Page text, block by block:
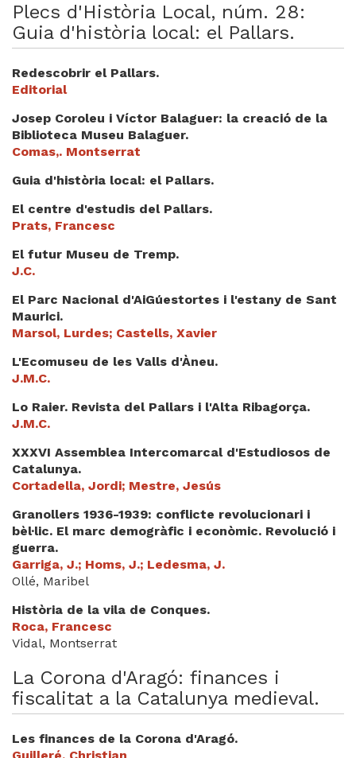
Plecs d'Història Local, núm. 28:
Guia d'història local: el Pallars.
Redescobrir el Pallars.
Editorial
Josep Coroleu i Víctor Balaguer: la creació de la
Biblioteca Museu Balaguer.
Comas,. Montserrat
Guia d'història local: el Pallars.
El centre d'estudis del Pallars.
Prats, Francesc
El futur Museu de Tremp.
J.C.
El Parc Nacional d'AiGúestortes i l'estany de Sant
Maurici.
Marsol, Lurdes; Castells, Xavier
L'Ecomuseu de les Valls d'Àneu.
J.M.C.
Lo Raier. Revista del Pallars i l'Alta Ribagorça.
J.M.C.
XXXVI Assemblea Intercomarcal d'Estudiosos de
Catalunya.
Cortadella, Jordi; Mestre, Jesús
Granollers 1936-1939: conflicte revolucionari i
bèl·lic. El marc demogràfic i econòmic. Revolució i
guerra.
Garriga, J.; Homs, J.; Ledesma, J.
Ollé, Maribel
Història de la vila de Conques.
Roca, Francesc
Vidal, Montserrat
La Corona d'Aragó: finances i
fiscalitat a la Catalunya medieval.
Les finances de la Corona d'Aragó.